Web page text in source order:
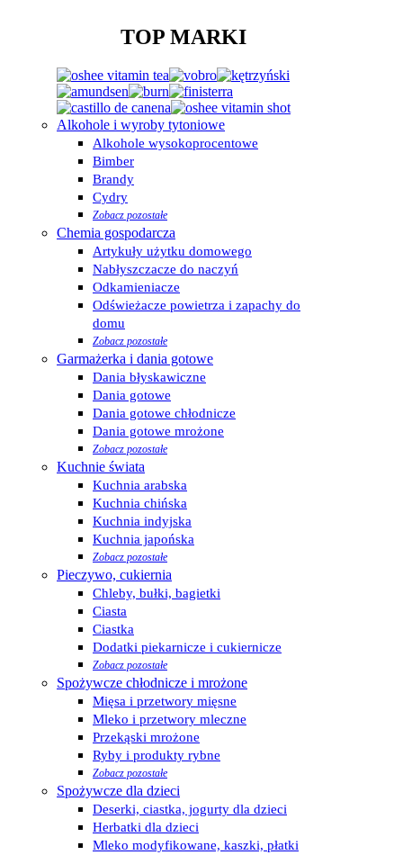
TOP MARKI
Alkohole i wyroby tytoniowe
Alkohole wysokoprocentowe
Bimber
Brandy
Cydry
Zobacz pozostałe
Chemia gospodarcza
Artykuły użytku domowego
Nabłyszczacze do naczyń
Odkamieniacze
Odświeżacze powietrza i zapachy do
domu
Zobacz pozostałe
Garmażerka i dania gotowe
Dania błyskawiczne
Dania gotowe
Dania gotowe chłodnicze
Dania gotowe mrożone
Zobacz pozostałe
Kuchnie świata
Kuchnia arabska
Kuchnia chińska
Kuchnia indyjska
Kuchnia japońska
Zobacz pozostałe
Pieczywo, cukiernia
Chleby, bułki, bagietki
Ciasta
Ciastka
Dodatki piekarnicze i cukiernicze
Zobacz pozostałe
Spożywcze chłodnicze i mrożone
Mięsa i przetwory mięsne
Mleko i przetwory mleczne
Przekąski mrożone
Ryby i produkty rybne
Zobacz pozostałe
Spożywcze dla dzieci
Deserki, ciastka, jogurty dla dzieci
Herbatki dla dzieci
Mleko modyfikowane, kaszki, płatki